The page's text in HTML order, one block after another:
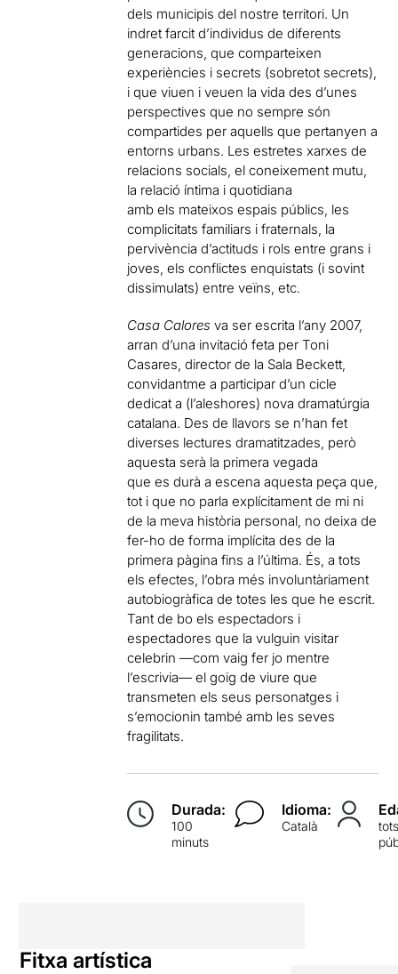
dels municipis del nostre territori. Un
indret farcit d’individus de diferents
generacions, que comparteixen
experiències i secrets (sobretot secrets),
i que viuen i veuen la vida des d’unes
perspectives que no sempre són
compartides per aquells que pertanyen a
entorns urbans. Les estretes xarxes de
relacions socials, el coneixement mutu,
la relació íntima i quotidiana
amb els mateixos espais públics, les
complicitats familiars i fraternals, la
pervivència d’actituds i rols entre grans i
joves, els conflictes enquistats (i sovint
dissimulats) entre veïns, etc.
Casa Calores va ser escrita l’any 2007,
arran d’una invitació feta per Toni
Casares, director de la Sala Beckett,
convidantme a participar d’un cicle
dedicat a (l’aleshores) nova dramatúrgia
catalana. Des de llavors se n’han fet
diverses lectures dramatitzades, però
aquesta serà la primera vegada
que es durà a escena aquesta peça que,
tot i que no parla explícitament de mi ni
de la meva història personal, no deixa de
fer-ho de forma implícita des de la
primera pàgina fins a l’última. És, a tots
els efectes, l’obra més involuntàriament
autobiogràfica de totes les que he escrit.
Tant de bo els espectadors i
espectadores que la vulguin visitar
celebrin —com vaig fer jo mentre
l’escrivia— el goig de viure que
transmeten els seus personatges i
s’emocionin també amb les seves
fragilitats.
Durada:
100
minuts
Idioma:
Català
Fitxa artística